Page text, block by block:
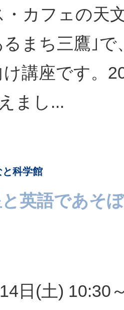
カフェの天
まち三鷹｣で
け講座です。
まし...
科学館
と英語であそ
日(土) 10:30